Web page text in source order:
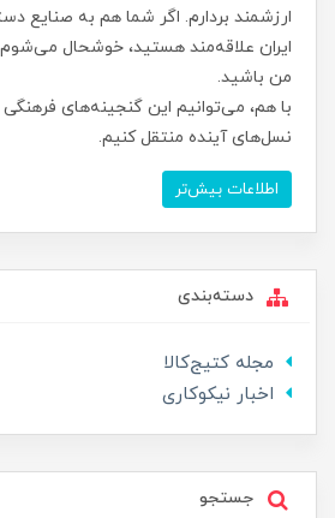
ارزشمند بردارم. اگر شما هم به صنایع
ایران علاقه‌مند هستید، خوشحال
من باشید.
با هم، می‌توانیم این گنجینه‌های فرهنگی
نسل‌های آینده منتقل کنیم.
اطلاعات بیش‌تر
دسته‌بندی
مجله کتیج‌کالا
اخبار نیکوکاری
جستجو